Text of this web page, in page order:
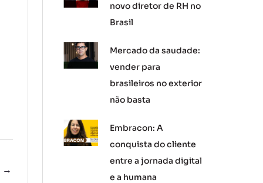
→
novo diretor de RH no
Brasil
Mercado da saudade:
vender para
brasileiros no exterior
não basta
Embracon: A
conquista do cliente
entre a jornada digital
e a humana